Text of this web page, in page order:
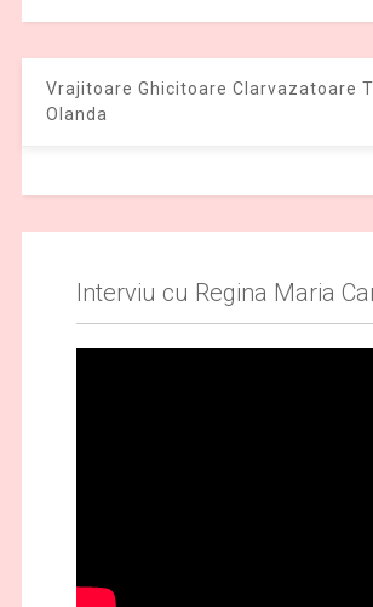
Vrajitoare Ghicitoare Clarvazatoare
Olanda
Interviu cu Regina Maria